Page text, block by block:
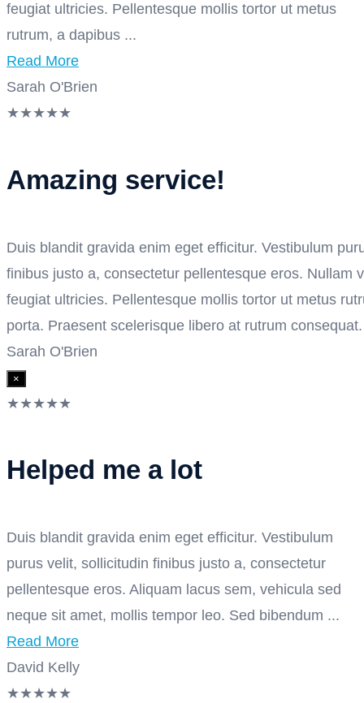
feugiat ultricies. Pellentesque mollis tortor ut metus
rutrum, a dapibus ...
Read More
Sarah O'Brien
★★★★★
Amazing service!
Duis blandit gravida enim eget efficitur. Vestibulum
finibus justo a, consectetur pellentesque eros. Nullam
feugiat ultricies. Pellentesque mollis tortor ut metus
porta. Praesent scelerisque libero at rutrum consequat.
Sarah O'Brien
×
★★★★★
Helped me a lot
Duis blandit gravida enim eget efficitur. Vestibulum
purus velit, sollicitudin finibus justo a, consectetur
pellentesque eros. Aliquam lacus sem, vehicula sed
neque sit amet, mollis tempor leo. Sed bibendum ...
Read More
David Kelly
★★★★★